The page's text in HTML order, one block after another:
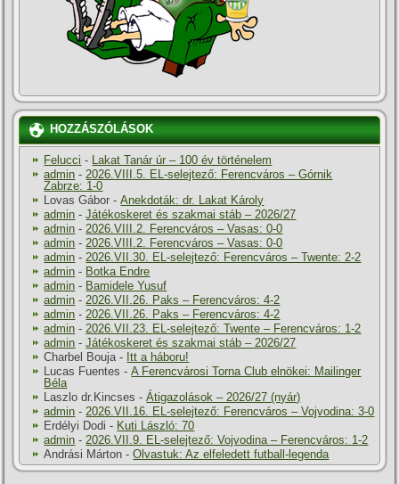
HOZZÁSZÓLÁSOK
Felucci - Lakat Tanár úr – 100 év történelem
admin -2026.VIII.5. EL-selejtező: Ferencváros – Górnik
Zabrze: 1-0
Lovas Gábor -Anekdoták: dr. Lakat Károly
admin -Játékoskeret és szakmai stáb – 2026/27
admin -2026.VIII.2. Ferencváros – Vasas: 0-0
admin -2026.VIII.2. Ferencváros – Vasas: 0-0
admin -2026.VII.30. EL-selejtező: Ferencváros – Twente: 2-2
admin - Botka Endre
admin - Bamidele Yusuf
admin -2026.VII.26. Paks – Ferencváros: 4-2
admin -2026.VII.26. Paks – Ferencváros: 4-2
admin -2026.VII.23. EL-selejtező: Twente – Ferencváros: 1-2
admin -Játékoskeret és szakmai stáb – 2026/27
Charbel Bouja- Itt a háboru!
Lucas Fuentes -A Ferencvárosi Torna Club elnökei: Mailinger
Béla
Laszlo dr.Kincses -Átigazolások – 2026/27 (nyár)
admin -2026.VII.16. EL-selejtező: Ferencváros – Vojvodina: 3-0
Erdélyi Dodi - Kuti László: 70
admin -2026.VII.9. EL-selejtező: Vojvodina – Ferencváros: 1-2
Andrási Márton -Olvastuk: Az elfeledett futball-legenda